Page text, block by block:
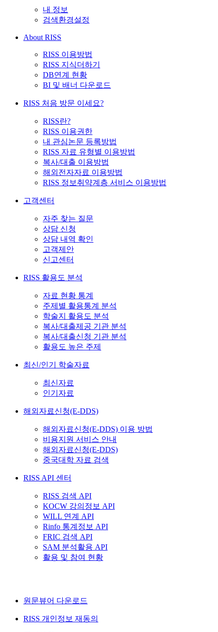
내 정보
검색환경설정
About RISS
RISS 이용방법
RISS 지식더하기
DB연계 현황
BI 및 배너 다운로드
RISS 처음 방문 이세요?
RISS란?
RISS 이용권한
내 관심논문 등록방법
RISS 자료 유형별 이용방법
복사/대출 이용방법
해외전자자료 이용방법
RISS 정보취약계층 서비스 이용방법
고객센터
자주 찾는 질문
상담 신청
상담 내역 확인
고객제안
신고센터
RISS 활용도 분석
자료 현황 통계
주제별 활용통계 분석
학술지 활용도 분석
복사/대출제공 기관 분석
복사/대출신청 기관 분석
활용도 높은 주제
최신/인기 학술자료
최신자료
인기자료
해외자료신청(E-DDS)
해외자료신청(E-DDS) 이용 방법
비용지원 서비스 안내
해외자료신청(E-DDS)
중국대학 자료 검색
RISS API 센터
RISS 검색 API
KOCW 강의정보 API
WILL 연계 API
Rinfo 통계정보 API
FRIC 검색 API
SAM 분석활용 API
활용 및 참여 현황
원문뷰어 다운로드
RISS 개인정보 재동의